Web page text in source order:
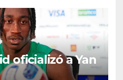
oficializó a Yan